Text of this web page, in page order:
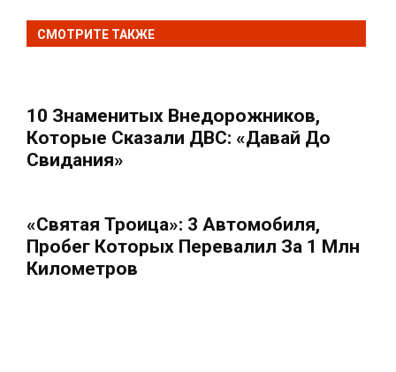
СМОТРИТЕ ТАКЖЕ
10 Знаменитых Внедорожников,
Которые Сказали ДВС: «давай До
Свидания»
«Святая Троица»: 3 Автомобиля,
Пробег Которых Перевалил За 1 Млн
Километров